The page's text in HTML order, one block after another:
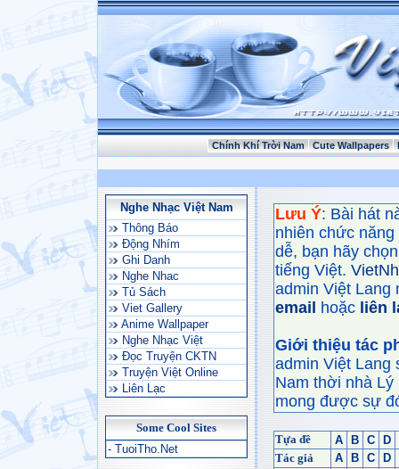
Chính Khí Trời Nam Cute Wallpapers
Nghe Nhạc Việt Nam
Thông Báo
Động Nhím
Ghi Danh
Nghe Nhac
Tủ Sách
Viet Gallery
Anime Wallpaper
Nghe Nhạc Việt
Đọc Truyện CKTN
Truyện Việt Online
Liên Lạc
Some Cool Sites
- TuoiTho.Net
Lưu Ý: Bài hát
nhiên chức
dễ, bạn hãy
tiếng Việt.
admin Việt Lang
email
hoặc liên
Giới thiệu tác
admin Việt Lang
Nam thời nhà
mong được sự
Tựa đề A B C
D
Tác giả
A B C
D